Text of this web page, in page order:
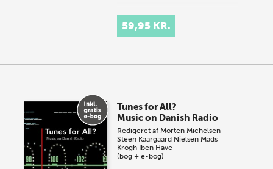
59,95 KR.
Tunes for All?
Music on Danish Radio
Redigeret af Morten Michelsen
Steen Kaargaard Nielsen Mads
Krogh Iben Have
(bog + e-bog)